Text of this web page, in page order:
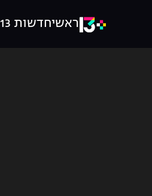
ראשיחדשות 13